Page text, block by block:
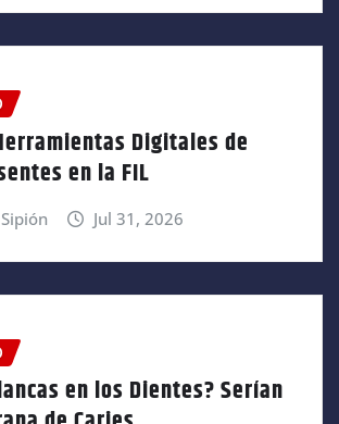
Digitales de
en la FIL
Jul 31, 2026
en los Dientes? Serían